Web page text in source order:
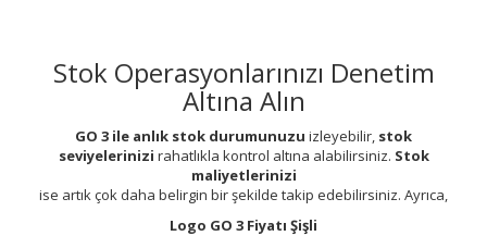
Stok Operasyonlarınızı Denetim
Altına Alın
GO 3 ile anlık stok durumunuzu izleyebilir, stok
seviyelerinizi rahatlıkla kontrol altına alabilirsiniz. Stok
maliyetlerinizi
ise artık çok daha belirgin bir şekilde takip edebilirsiniz. Ayrıca,
Logo GO 3 Fiyatı Şişli